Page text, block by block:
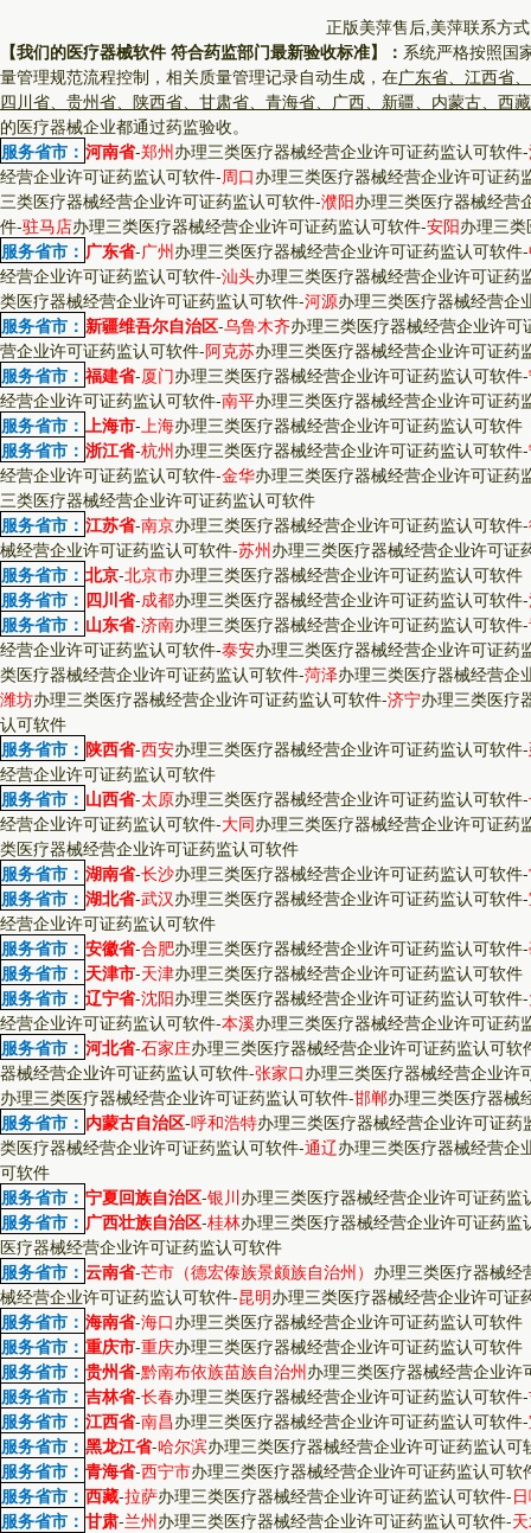
正版美萍售后,美萍联系方
【我们的医疗器械软件 符合药监部门最新验收标准】： 系统严格按照国
量管理规范流程控制，相关质量管理记录自动生成，在广东省、江西省
四川省、贵州省、陕西省、甘肃省、青海省、广西、新疆、内蒙古、西
的医疗器械企业都通过药监验收。
服务省市： 河南省-郑州办理三类医疗器械经营企业许可证药监认可软件-
经营企业许可证药监认可软件-周口办理三类医疗器械经营企业许可证药
三类医疗器械经营企业许可证药监认可软件-濮阳办理三类医疗器械经营
件-驻马店办理三类医疗器械经营企业许可证药监认可软件-安阳办理三
服务省市： 广东省-广州办理三类医疗器械经营企业许可证药监认可软件-
经营企业许可证药监认可软件-汕头办理三类医疗器械经营企业许可证药
类医疗器械经营企业许可证药监认可软件-河源办理三类医疗器械经营企
服务省市： 新疆维吾尔自治区-乌鲁木齐办理三类医疗器械经营企业许可
营企业许可证药监认可软件-阿克苏办理三类医疗器械经营企业许可证药
服务省市： 福建省-厦门办理三类医疗器械经营企业许可证药监认可软件-
经营企业许可证药监认可软件-南平办理三类医疗器械经营企业许可证药
服务省市： 上海市-上海办理三类医疗器械经营企业许可证药监认可软件
服务省市： 浙江省-杭州办理三类医疗器械经营企业许可证药监认可软件-
经营企业许可证药监认可软件-金华办理三类医疗器械经营企业许可证药
三类医疗器械经营企业许可证药监认可软件
服务省市： 江苏省-南京办理三类医疗器械经营企业许可证药监认可软件-
械经营企业许可证药监认可软件-苏州办理三类医疗器械经营企业许可证
服务省市： 北京-北京市办理三类医疗器械经营企业许可证药监认可软件
服务省市： 四川省-成都办理三类医疗器械经营企业许可证药监认可软件-
服务省市： 山东省-济南办理三类医疗器械经营企业许可证药监认可软件-
经营企业许可证药监认可软件-泰安办理三类医疗器械经营企业许可证药
类医疗器械经营企业许可证药监认可软件-菏泽办理三类医疗器械经营企
潍坊办理三类医疗器械经营企业许可证药监认可软件-济宁办理三类医疗
认可软件
服务省市： 陕西省-西安办理三类医疗器械经营企业许可证药监认可软件-
经营企业许可证药监认可软件
服务省市： 山西省-太原办理三类医疗器械经营企业许可证药监认可软件-
经营企业许可证药监认可软件-大同办理三类医疗器械经营企业许可证药
类医疗器械经营企业许可证药监认可软件
服务省市： 湖南省-长沙办理三类医疗器械经营企业许可证药监认可软件-
服务省市： 湖北省-武汉办理三类医疗器械经营企业许可证药监认可软件-
经营企业许可证药监认可软件
服务省市： 安徽省-合肥办理三类医疗器械经营企业许可证药监认可软件-
服务省市： 天津市-天津办理三类医疗器械经营企业许可证药监认可软件
服务省市： 辽宁省-沈阳办理三类医疗器械经营企业许可证药监认可软件-
经营企业许可证药监认可软件-本溪办理三类医疗器械经营企业许可证药
服务省市： 河北省-石家庄办理三类医疗器械经营企业许可证药监认可软
器械经营企业许可证药监认可软件-张家口办理三类医疗器械经营企业许
办理三类医疗器械经营企业许可证药监认可软件-邯郸办理三类医疗器械
服务省市： 内蒙古自治区-呼和浩特办理三类医疗器械经营企业许可证药
类医疗器械经营企业许可证药监认可软件-通辽办理三类医疗器械经营企
可软件
服务省市： 宁夏回族自治区-银川办理三类医疗器械经营企业许可证药监
服务省市： 广西壮族自治区-桂林办理三类医疗器械经营企业许可证药监
医疗器械经营企业许可证药监认可软件
服务省市： 云南省-芒市（德宏傣族景颇族自治州） 办理三类医疗器械经
械经营企业许可证药监认可软件-昆明办理三类医疗器械经营企业许可证
服务省市： 海南省-海口办理三类医疗器械经营企业许可证药监认可软件
服务省市： 重庆市-重庆办理三类医疗器械经营企业许可证药监认可软件
服务省市： 贵州省-黔南布依族苗族自治州办理三类医疗器械经营企业许
服务省市： 吉林省-长春办理三类医疗器械经营企业许可证药监认可软件-
服务省市： 江西省-南昌办理三类医疗器械经营企业许可证药监认可软件-
服务省市： 黑龙江省-哈尔滨办理三类医疗器械经营企业许可证药监认可
服务省市： 青海省-西宁市办理三类医疗器械经营企业许可证药监认可软
服务省市： 西藏-拉萨办理三类医疗器械经营企业许可证药监认可软件-
服务省市： 甘肃-兰州办理三类医疗器械经营企业许可证药监认可软件-